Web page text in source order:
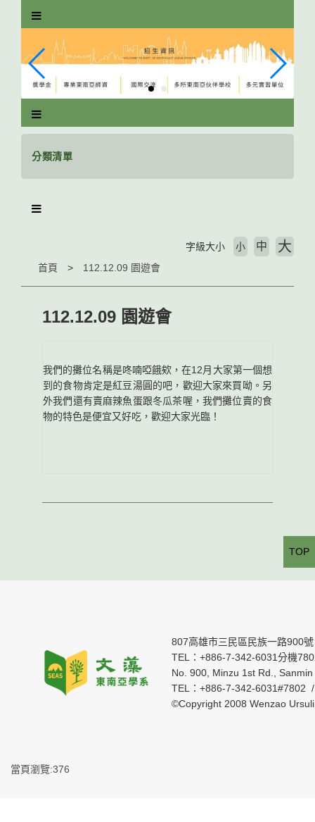
分類清單
首頁 112.12.09 園遊會
字級大小 小 中 大
112.12.09 園遊會
我們的攤位名稱是咚喃啞餓欸，在12月大家第一個想
到的食物肯定是紅豆湯圓的吧，歡迎大家來買呦。另
外我們還有賣麻辣魚蛋跟冬瓜茶喔，我們攤位賣的食
物的特色是便宜又好吃，歡迎大家光臨！
807高雄市三民區民族一路900號
TEL：+886-7-342-6031分機
No. 900, Minzu 1st Rd.,
TEL：+886-7-342-6031#7802
©Copyright 2008 Wenzao
當頁瀏覽:376
TOP